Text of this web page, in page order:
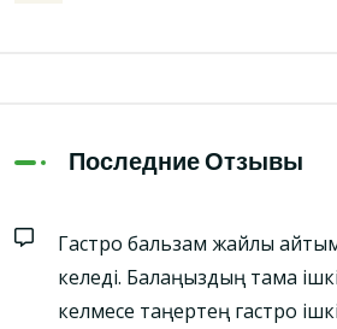
Последние Отзывы
Гастро бальзам жайлы
келеді. Балаңыздың тамақ
келмесе таңертең гастро